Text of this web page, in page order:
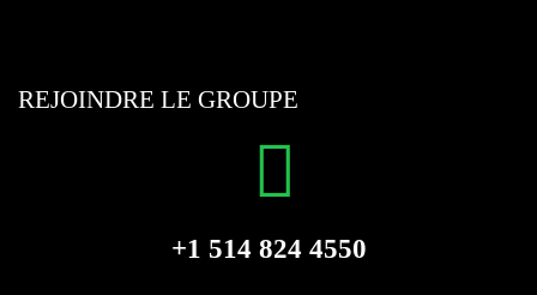
REJOINDRE LE GROUPE
+1 514 824 4550